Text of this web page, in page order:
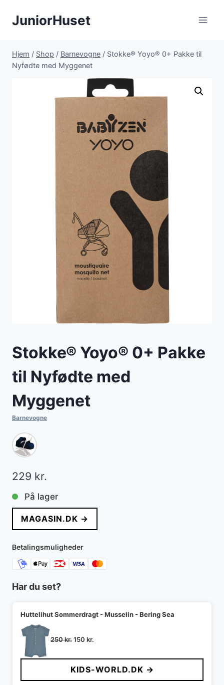
JuniorHuset
Hjem / Shop / Barnevogne / Stokke® Yoyo® 0+ Pakke til
Nyfødte med Myggenet
Stokke® Yoyo® 0+ Pakke
til Nyfødte med
Myggenet
Barnevogne
229 kr.
På lager
MAGASIN.DK →
Betalingsmuligheder
Har du set?
Huttelihut Sommerdragt - Musselin - Bering Sea
250kr.Den
pris
var:
250 kr..
150 kr.
pris
er:
150 kr..
KIDS-WORLD.DK →